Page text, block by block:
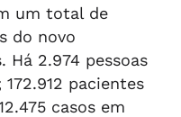
um total de
do novo
Há 2.974 pessoas
pacientes
casos em